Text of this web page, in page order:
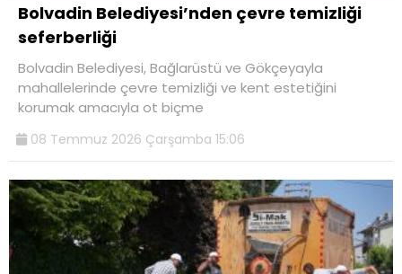
Bolvadin Belediyesi’nden çevre temizliği
seferberliği
Bolvadin Belediyesi, Bağlarüstü ve Gökçeyayla
mahallelerinde çevre temizliği ve kent estetiğini
korumak amacıyla ot biçme
08 Temmuz 2026 Çarşamba 15:06